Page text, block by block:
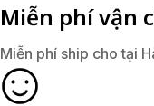
Miễn phí vận
Miễn phí ship cho tại